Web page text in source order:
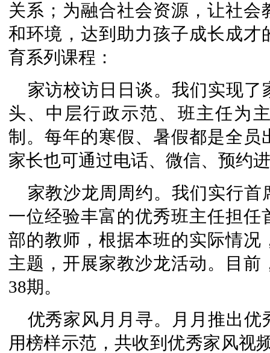
关系；为融合社会资源，让社
和环境，达到助力孩子成长成
育系列课程：
家访校访日日谈。我们实现
头、中层行政示范、班主任为
制。每年的寒假、暑假都是全
家长也可通过电话、微信、预约
家教沙龙周周约。我们实行
一位经验丰富的优秀班主任担
部的教师，根据本班的实际情
主题，开展家教沙龙活动。目
38期。
优秀家风月月寻。月月推出
用榜样示范，共收到优秀家风视